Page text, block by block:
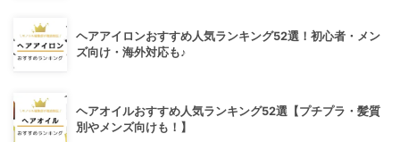
ヘアアイロンおすすめ人気ランキング52選！初心者・メン
ズ向け・海外対応も♪
ヘアオイルおすすめ人気ランキング52選【プチプラ・髪質
別やメンズ向けも！】